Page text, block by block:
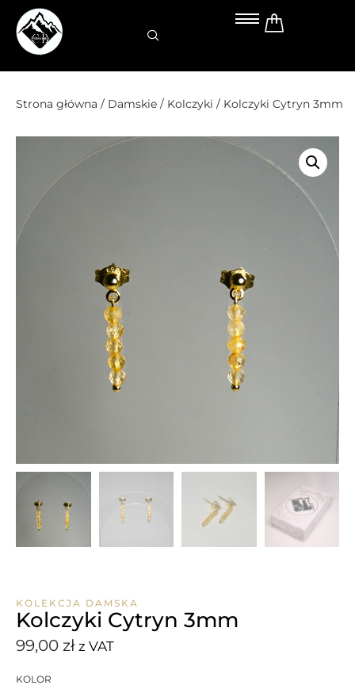
Przejdź
Strona główna / Damskie / Kolczyki / Kolczyki Cytryn 3mm
KOLEKCJA DAMSKA
Kolczyki Cytryn 3mm
99,00 zł z VAT
KOLOR